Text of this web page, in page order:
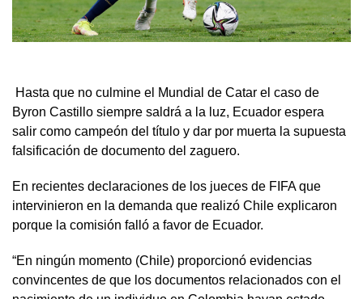
Hasta que no culmine el Mundial de Catar el caso de
Byron Castillo siempre saldrá a la luz, Ecuador espera
salir como campeón del título y dar por muerta la supuesta
falsificación de documento del zaguero.
En recientes declaraciones de los jueces de FIFA que
intervinieron en la demanda que realizó Chile explicaron
porque la comisión falló a favor de Ecuador.
“En ningún momento (Chile) proporcionó evidencias
convincentes de que los documentos relacionados con el